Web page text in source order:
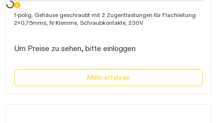
1-polig, Gehäuse geschraubt mit 2 Zugentlastungen für Flachleitung
2x0,75mm≤, N-Klemme, Schraubkontakte, 230V
Um Preise zu sehen, bitte einloggen
Mehr erfahren